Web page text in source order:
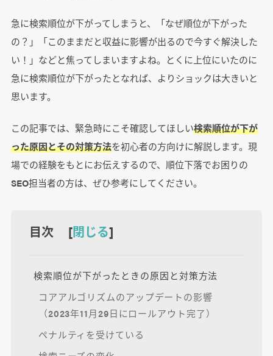
急に検索順位が下がってしまうと、「なぜ順位が下がった
の？」「このままだと収益に影響が出るので今すぐ解決した
い！」などと焦ってしまいますよね。とくに上位にいたのに
急に検索順位が下がったとなれば、よりショックは大きいと
思います。
この記事では、緊急時にこそ確認してほしい検索順位が下が
った原因とその対策方法を初心者の方向けに解説します。現
場での経験をもとにお伝えするので、順位下落でお困りの
SEO担当者の方は、ぜひ参考にしてください。
目次 [閉じる]
検索順位が下がったときの原因と対策方法
コアアルゴリズムのアップデートの影響
（2023年11月29日にロールアウト完了）
ペナルティを受けている